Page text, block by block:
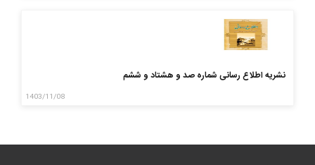
نشریه اطلاع رسانی شماره صد و هشتاد و ششم
1403/11/08